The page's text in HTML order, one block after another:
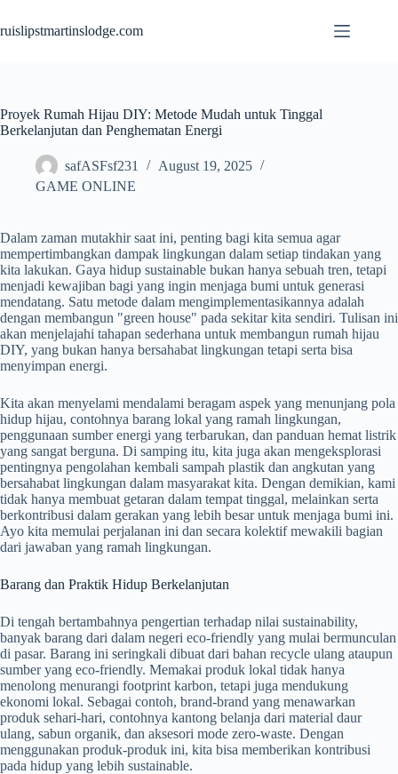
content
ruislipstmartinslodge.com
Proyek Rumah Hijau DIY: Metode Mudah untuk Tinggal
Berkelanjutan dan Penghematan Energi
safASFsf231
August 19, 2025
GAME ONLINE
Dalam zaman mutakhir saat ini, penting bagi kita semua agar
mempertimbangkan dampak lingkungan dalam setiap tindakan yang
kita lakukan. Gaya hidup sustainable bukan hanya sebuah tren, tetapi
menjadi kewajiban bagi yang ingin menjaga bumi untuk generasi
mendatang. Satu metode dalam mengimplementasikannya adalah
dengan membangun "green house" pada sekitar kita sendiri. Tulisan ini
akan menjelajahi tahapan sederhana untuk membangun rumah hijau
DIY, yang bukan hanya bersahabat lingkungan tetapi serta bisa
menyimpan energi.
Kita akan menyelami mendalami beragam aspek yang menunjang pola
hidup hijau, contohnya barang lokal yang ramah lingkungan,
penggunaan sumber energi yang terbarukan, dan panduan hemat listrik
yang sangat berguna. Di samping itu, kita juga akan mengeksplorasi
pentingnya pengolahan kembali sampah plastik dan angkutan yang
bersahabat lingkungan dalam masyarakat kita. Dengan demikian, kami
tidak hanya membuat getaran dalam tempat tinggal, melainkan serta
berkontribusi dalam gerakan yang lebih besar untuk menjaga bumi ini.
Ayo kita memulai perjalanan ini dan secara kolektif mewakili bagian
dari jawaban yang ramah lingkungan.
Barang dan Praktik Hidup Berkelanjutan
Di tengah bertambahnya pengertian terhadap nilai sustainability,
banyak barang dari dalam negeri eco-friendly yang mulai bermunculan
di pasar. Barang ini seringkali dibuat dari bahan recycle ulang ataupun
sumber yang eco-friendly. Memakai produk lokal tidak hanya
menolong menurangi footprint karbon, tetapi juga mendukung
ekonomi lokal. Sebagai contoh, brand-brand yang menawarkan
produk sehari-hari, contohnya kantong belanja dari material daur
ulang, sabun organik, dan aksesori mode zero-waste. Dengan
menggunakan produk-produk ini, kita bisa memberikan kontribusi
pada hidup yang lebih sustainable.